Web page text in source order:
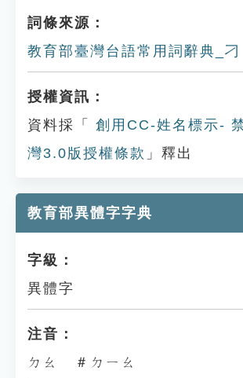
詞條來源：
教育部臺灣台語常用詞辭典_刁
授權資訊：
資料採「
創用CC-姓名標示-
灣3.0版授權條款 」釋出
教育部異體字字典
字級：
異體字
注音：
ㄉㄠ ＃ㄉㄧㄠ